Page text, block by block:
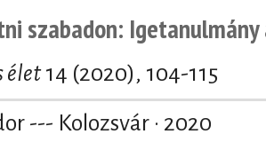
szabadon:
élet14 (2020), 104-115
--- Kolozsvár · 2020